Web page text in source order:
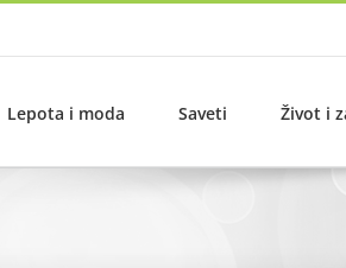
Lepota i moda Saveti Život i